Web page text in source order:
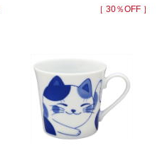
［ 30％OFF ］